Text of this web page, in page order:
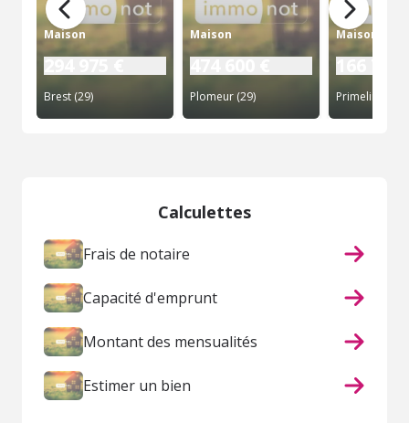
Maison
Brest (29)
Maison
Plomeur (29)
Maison
Primelin (29)
Calculettes
Frais de notaire
Capacité d'emprunt
Montant des mensualités
Estimer un bien